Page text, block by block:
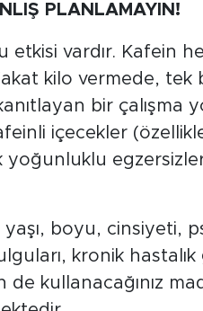
PLANLAMAYIN!
etkisi vardır. Kafein
kilo vermede, tek
bir çalışma
içecekler
boyu, cinsiyeti,
kronik hastalık
kullanacağınız